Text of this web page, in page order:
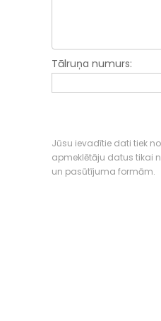
Tālruņa numurs:
Jūsu ievadītie dati tiek
apmeklētāju datus tikai
un pasūtījuma formām.